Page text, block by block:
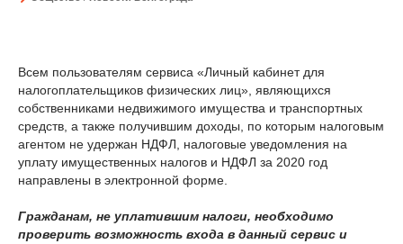
Всем пользователям сервиса «Личный кабинет для
налогоплательщиков физических лиц», являющихся
собственниками недвижимого имущества и транспортных
средств, а также получившим доходы, по которым налоговым
агентом не удержан НДФЛ, налоговые уведомления на
уплату имущественных налогов и НДФЛ за 2020 год
направлены в электронной форме.
Гражданам, не уплатившим налоги, необходимо
проверить возможность входа в данный сервис и